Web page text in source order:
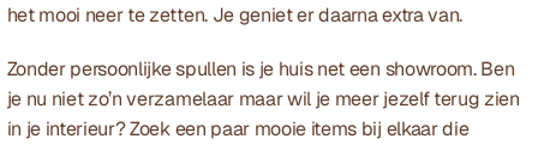
het mooi neer te zetten. Je geniet er daarna extra van.
Zonder persoonlijke spullen is je huis net een showroom. Ben
je nu niet zo’n verzamelaar maar wil je meer jezelf terug zien
in je interieur? Zoek een paar mooie items bij elkaar die